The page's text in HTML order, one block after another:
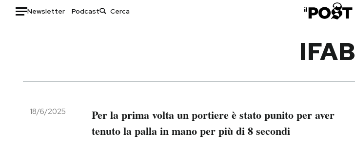
Newsletter Podcast
Italia
Politica
Moda
Storie/Idee
Ok Boomer!
IFAB
18/6/2025
Per la prima volta un portiere è stato punito per aver
tenuto la palla in mano per più di 8 secondi